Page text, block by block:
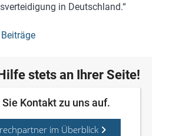
in Deutschland.“
stets an Ihrer Seite!
Kontakt zu uns auf.
im Überblick